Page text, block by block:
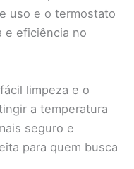
uso e o termostato
e eficiência no
limpeza e o
a temperatura
seguro e
para quem busca